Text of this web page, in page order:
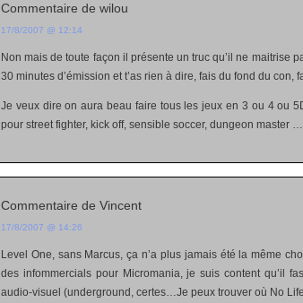
Commentaire de wilou
17/8/2007 @ 12:14
Non mais de toute façon il présente un truc qu’il ne maitrise
30 minutes d’émission et t’as rien à dire, fais du fond du con,
Je veux dire on aura beau faire tous les jeux en 3 ou 4 ou
pour street fighter, kick off, sensible soccer, dungeon master
Commentaire de Vincent
17/8/2007 @ 14:26
Level One, sans Marcus, ça n’a plus jamais été la même
des infommercials pour Micromania, je suis content qu’il
audio-visuel (underground, certes…Je peux trouver où No